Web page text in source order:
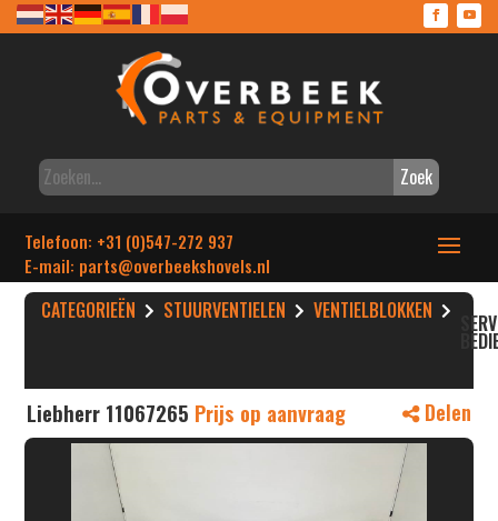
Zoek
Telefoon: +31 (0)547-272 937
E-mail: parts@overbeekshovels.nl
CATEGORIEËN STUURVENTIELEN VENTIELBLOKKEN
Liebherr 11067265 Prijs op aanvraag Delen